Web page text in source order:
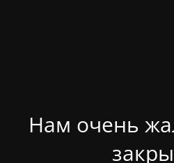
Нам очень